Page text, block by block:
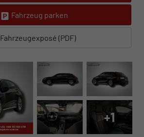
Fahrzeug parken
Fahrzeugexposé (PDF)
+1